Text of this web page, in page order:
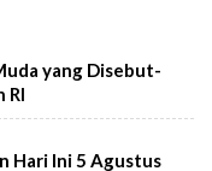
yang Disebut-
RI
Hari Ini 5 Agustus